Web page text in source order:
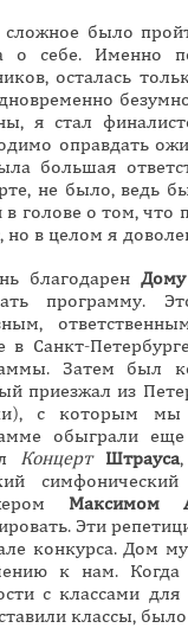
сложное было
о себе. Именно
осталась
я стал
оправдать
большая
не было, ведь
голове о том, что
но в целом я
благодарен
программу.
в Санкт-
Затем был
приезжал из
с которым мы
обыграли
Концерт Штрауса
Максимом
Эти
конкурса. Дом
к нам. Когда
с классами
классы,